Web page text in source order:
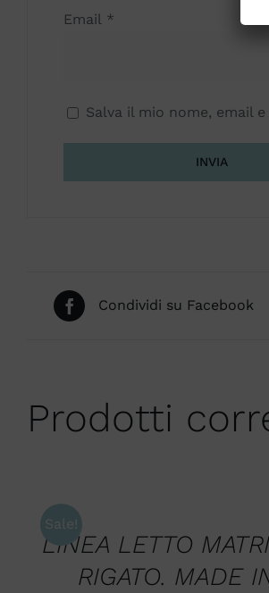
Email *
Salva il mio nome, email
Condividi su Facebook
Prodotti
Sale!
QUICK
VIEW
LINEA LETTO
RIGATO. MADE